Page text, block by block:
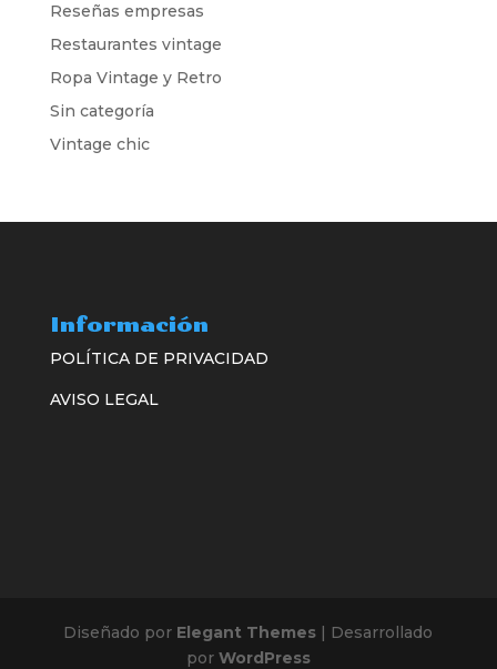
Reseñas empresas
Restaurantes vintage
Ropa Vintage y Retro
Sin categoría
Vintage chic
Información
POLÍTICA DE PRIVACIDAD
AVISO LEGAL
Diseñado por Elegant Themes | Desarrollado
por WordPress